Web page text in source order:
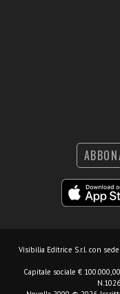
Visibilia Editrice S.r.l. con
Capitale sociale €